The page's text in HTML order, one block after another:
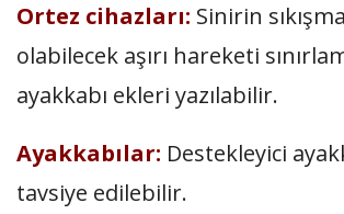
Ortez cihazları: Sinirin
olabilecek aşırı hareketi
ayakkabı ekleri yazılabilir.
Ayakkabılar: Destekleyici
tavsiye edilebilir.